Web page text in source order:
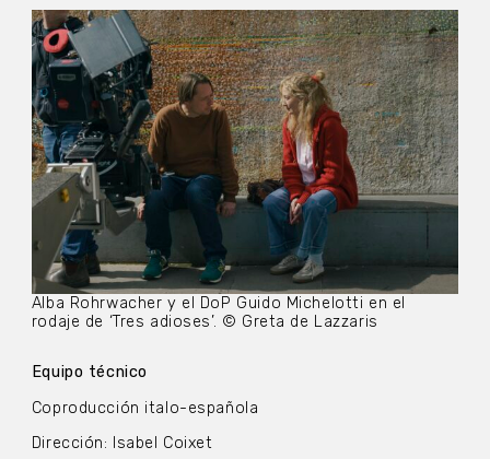
Alba Rohrwacher y el DoP Guido Michelotti en el
rodaje de ‘Tres adioses’. © Greta de Lazzaris
Equipo técnico
Coproducción italo-española
Dirección: Isabel Coixet